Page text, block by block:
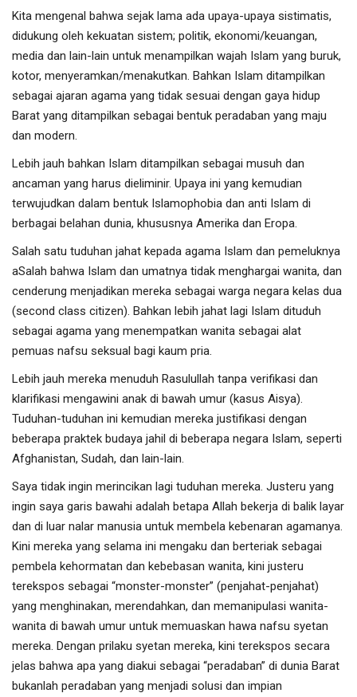
Kita mengenal bahwa sejak lama ada upaya-upaya sistimatis,
didukung oleh kekuatan sistem; politik, ekonomi/keuangan,
media dan lain-lain untuk menampilkan wajah Islam yang buruk,
kotor, menyeramkan/menakutkan. Bahkan Islam ditampilkan
sebagai ajaran agama yang tidak sesuai dengan gaya hidup
Barat yang ditampilkan sebagai bentuk peradaban yang maju
dan modern.
Lebih jauh bahkan Islam ditampilkan sebagai musuh dan
ancaman yang harus dieliminir. Upaya ini yang kemudian
terwujudkan dalam bentuk Islamophobia dan anti Islam di
berbagai belahan dunia, khususnya Amerika dan Eropa.
Salah satu tuduhan jahat kepada agama Islam dan pemeluknya
aSalah bahwa Islam dan umatnya tidak menghargai wanita, dan
cenderung menjadikan mereka sebagai warga negara kelas dua
(second class citizen). Bahkan lebih jahat lagi Islam dituduh
sebagai agama yang menempatkan wanita sebagai alat
pemuas nafsu seksual bagi kaum pria.
Lebih jauh mereka menuduh Rasulullah tanpa verifikasi dan
klarifikasi mengawini anak di bawah umur (kasus Aisya).
Tuduhan-tuduhan ini kemudian mereka justifikasi dengan
beberapa praktek budaya jahil di beberapa negara Islam, seperti
Afghanistan, Sudah, dan lain-lain.
Saya tidak ingin merincikan lagi tuduhan mereka. Justeru yang
ingin saya garis bawahi adalah betapa Allah bekerja di balik layar
dan di luar nalar manusia untuk membela kebenaran agamanya.
Kini mereka yang selama ini mengaku dan berteriak sebagai
pembela kehormatan dan kebebasan wanita, kini justeru
terekspos sebagai “monster-monster” (penjahat-penjahat)
yang menghinakan, merendahkan, dan memanipulasi wanita-
wanita di bawah umur untuk memuaskan hawa nafsu syetan
mereka. Dengan prilaku syetan mereka, kini terekspos secara
jelas bahwa apa yang diakui sebagai “peradaban” di dunia Barat
bukanlah peradaban yang menjadi solusi dan impian